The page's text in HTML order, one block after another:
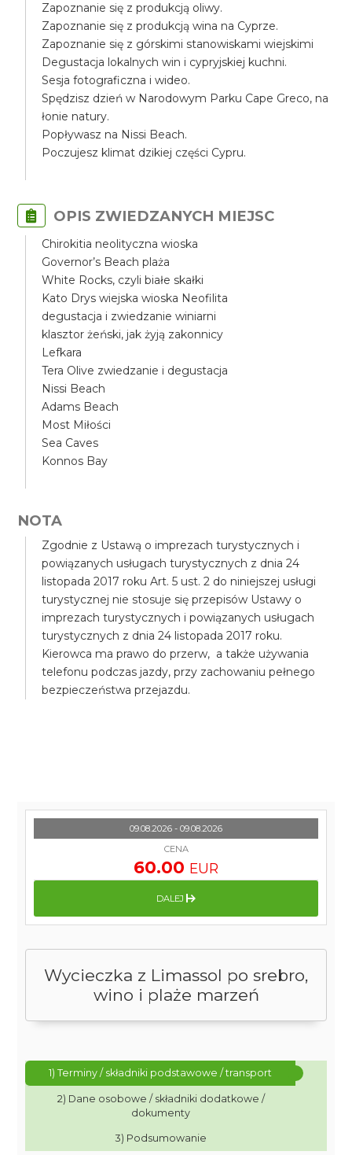
Zapoznanie się z produkcją oliwy.
Zapoznanie się z produkcją wina na Cyprze.
Zapoznanie się z górskimi stanowiskami wiejskimi
Degustacja lokalnych win i cypryjskiej kuchni.
Sesja fotograficzna i wideo.
Spędzisz dzień w Narodowym Parku Cape Greco, na
łonie natury.
Popływasz na Nissi Beach.
Poczujesz klimat dzikiej części Cypru.
OPIS ZWIEDZANYCH MIEJSC
Chirokitia neolityczna wioska
Governor’s Beach plaża
White Rocks, czyli białe skałki
Kato Drys wiejska wioska Neofilita
degustacja i zwiedzanie winiarni
klasztor żeński, jak żyją zakonnicy
Lefkara
Tera Olive zwiedzanie i degustacja
Nissi Beach
Adams Beach
Most Miłości
Sea Caves
Konnos Bay
NOTA
Zgodnie z Ustawą o imprezach turystycznych i
powiązanych usługach turystycznych z dnia 24
listopada 2017 roku Art. 5 ust. 2 do niniejszej usługi
turystycznej nie stosuje się przepisów Ustawy o
imprezach turystycznych i powiązanych usługach
turystycznych z dnia 24 listopada 2017 roku.
Kierowca ma prawo do przerw, a także używania
telefonu podczas jazdy, przy zachowaniu pełnego
bezpieczeństwa przejazdu.
Wycieczka z Limassol po srebro,
wino i plaże marzeń
1) Terminy / składniki podstawowe / transport
2) Dane osobowe / składniki dodatkowe /
dokumenty
3) Podsumowanie
09.08.2026 - 09.08.2026
CENA
60.00 EUR
DALEJ